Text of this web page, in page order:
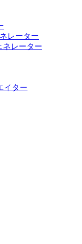
レーター
ネレーター
イター